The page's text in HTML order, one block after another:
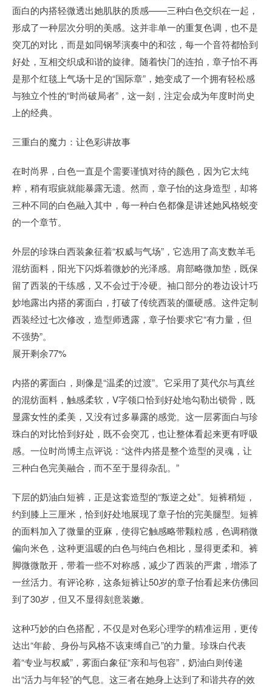
面白的内搭轻微透出她肌肤的质感——三种白色交织在一起，
形成了一种层次分明的美感。这并非单一的重复色调，也不是
突兀的对比，而是如同钢琴演奏中的和弦，每一个音符都恰到
好处，互相交织成和谐的旋律。随着快门的连拍，章子怡不再
是那个红毯上气场十足的“国际章”，她变成了一个拥有轻松感
与独立个性的“时尚破局者”，这一刻，注定会成为年度时尚史
上的经典。
三重白的魔力：让色彩讲故事
在时尚界，白色一直是个需要谨慎对待的颜色，因为它太纯
粹，稍有瑕疵就能暴露无遗。然而，章子怡的这身造型，却将
三种不同的白色融入其中，每一种白色都像是讲述她风格蜕变
的一个章节。
外层的珍珠白西装象征着“权威与气场”，它选用了高支数羊毛
混纺面料，阳光下闪烁着微妙的光泽感。肩部略微加垫，既保
留了西装的干练感，又不会过于冷硬。袖口部分的卷边设计巧
妙地露出内搭的雾面白，打破了传统西装的僵硬感。这件定制
西装经过七次修改，造型师透露，章子怡要求它“有力量，但
不强势”。
展开剩余77%
内搭的雾面白，则像是“温柔的过渡”。它采用了莫代尔与真丝
的混纺面料，触感柔软，V字领口恰到好处地勾勒出锁骨，既
显露女性的柔美，又没有过多暴露的感觉。这一层雾面白与珍
珠白的对比恰到好处，既不会突兀，也让整体看起来更有呼吸
感。一位时尚博主点评说：“这件内搭是整个造型的灵魂，让
三种白色完美融合，而不至于显得杂乱。”
下层的奶油白短裤，正是这套造型的“叛逆之处”。短裤稍短，
约到膝上三厘米，恰到好处地展现了章子怡的完美腿型。短裤
的面料加入了微量的亚麻，使得它触感略带颗粒感，色调稍微
偏向米色，这种更温暖的白色与纯白色相比，显得更柔和。裤
脚微微散开，带着一些不对称感，减少了西装的严肃，增添了
一丝活力。有评论称，这条短裤让50岁的章子怡看起来仿佛回
到了30岁，但又不显得刻意装嫩。
这种巧妙的白色搭配，不仅是对色彩心理学的精准运用，更传
达出“年龄、身份与风格不该束缚自己”的力量。珍珠白代表
着“专业与权威”，雾面白象征“亲和与包容”，奶油白则传递
出“活力与年轻”的气息。这三者在她身上达到了和谐共存的效